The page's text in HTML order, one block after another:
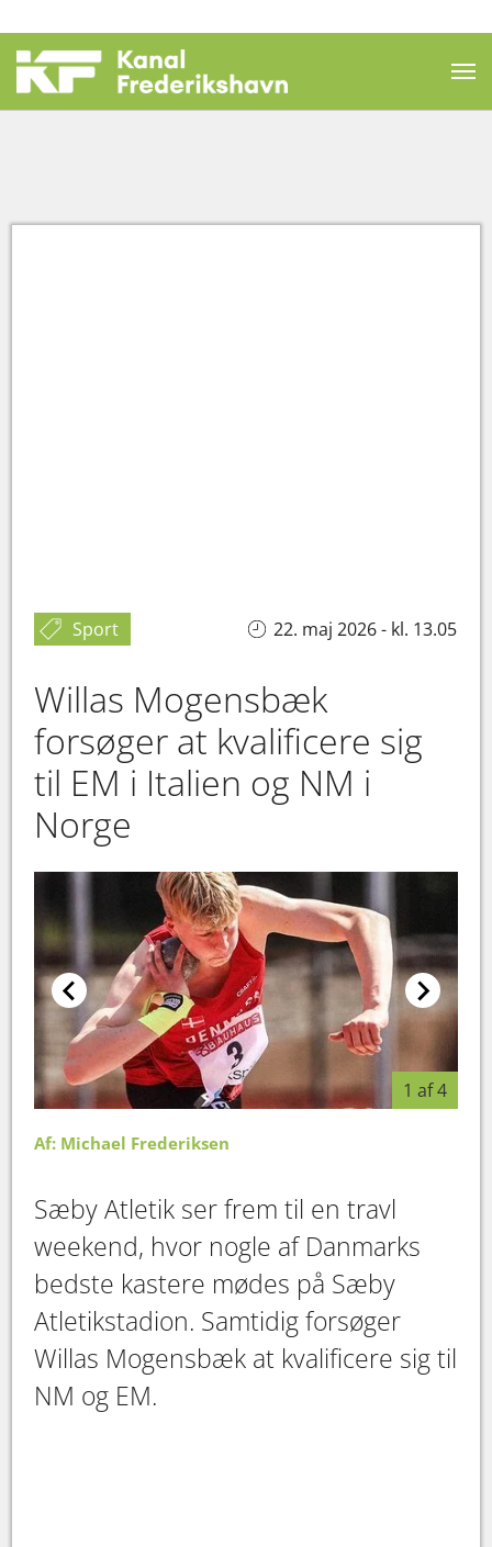
Sport 22. maj 2026 - kl. 13.05
Willas Mogensbæk
forsøger at kvalificere sig
til EM i Italien og NM i
Norge
1 af 4
Af: Michael Frederiksen
Sæby Atletik ser frem til en travl
weekend, hvor nogle af Danmarks
bedste kastere mødes på Sæby
Atletikstadion. Samtidig forsøger
Willas Mogensbæk at kvalificere sig til
NM og EM.